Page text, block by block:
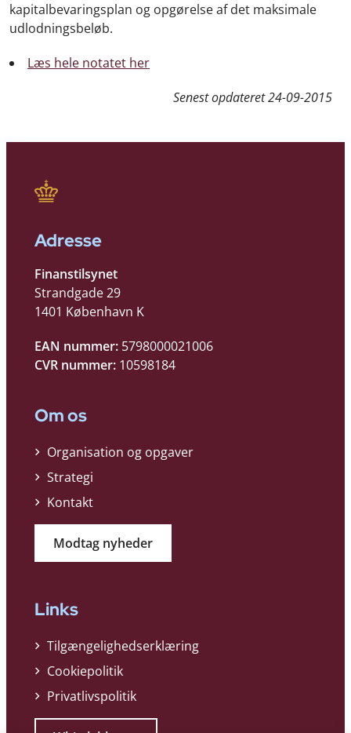
kapitalbevaringsplan og opgørelse af det maksimale
udlodningsbeløb.
Læs hele notatet her
Senest opdateret24-09-2015
Adresse
Finanstilsynet
Strandgade 29
1401 København K
EAN nummer: 5798000021006
CVR nummer: 10598184
Om os
Organisation og opgaver
Strategi
Kontakt
Modtag nyheder
Links
Tilgængelighedserklæring
Cookiepolitik
Privatlivspolitik